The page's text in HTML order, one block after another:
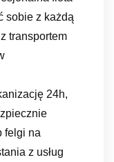
sobie z każdą
transportem
24h,
felgi na
z usług